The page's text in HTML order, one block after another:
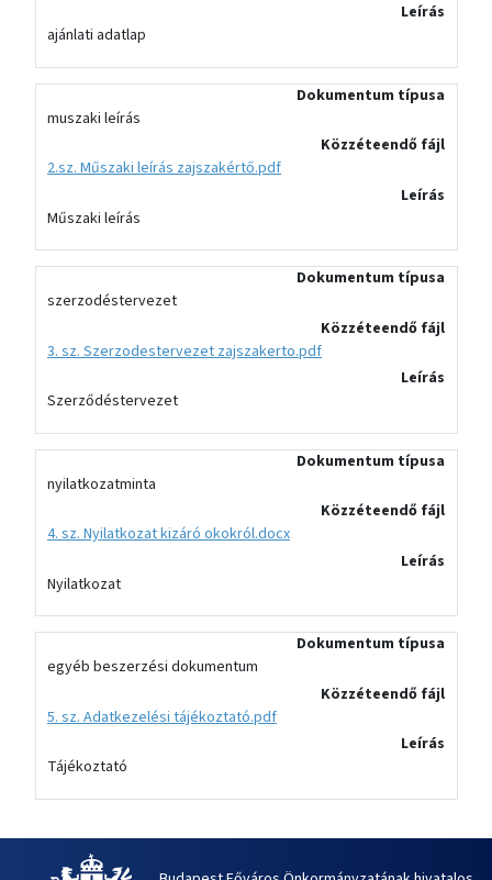
Leírás
ajánlati adatlap
Dokumentum típusa
muszaki leírás
Közzéteendő fájl
2.sz. Műszaki leírás zajszakértő.pdf
Leírás
Műszaki leírás
Dokumentum típusa
szerzodéstervezet
Közzéteendő fájl
3. sz. Szerzodestervezet zajszakerto.pdf
Leírás
Szerződéstervezet
Dokumentum típusa
nyilatkozatminta
Közzéteendő fájl
4. sz. Nyilatkozat kizáró okokról.docx
Leírás
Nyilatkozat
Dokumentum típusa
egyéb beszerzési dokumentum
Közzéteendő fájl
5. sz. Adatkezelési tájékoztató.pdf
Leírás
Tájékoztató